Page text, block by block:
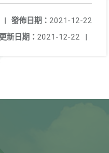
發佈日期： 2021-12-22
|
新日期： 2021-12-22 |